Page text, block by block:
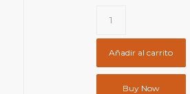
Añadir al carrito
Buy Now